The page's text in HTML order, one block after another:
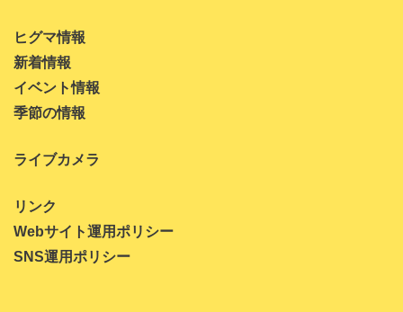
ヒグマ情報
新着情報
イベント情報
季節の情報
ライブカメラ
リンク
Webサイト運用ポリシー
SNS運用ポリシー